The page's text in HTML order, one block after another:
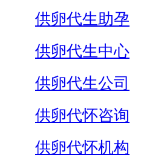
供卵代生助孕
供卵代生中心
供卵代生公司
供卵代怀咨询
供卵代怀机构